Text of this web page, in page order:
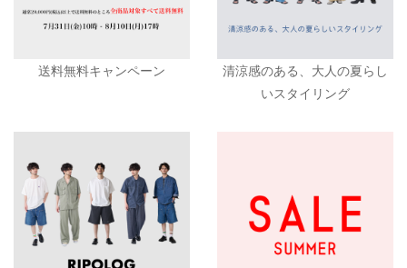
送料無料キャンペーン
清涼感のある、大人の夏らし
いスタイリング